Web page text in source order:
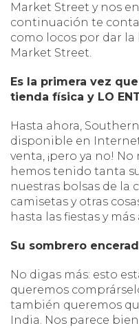
Market Street y nos
continuación te
como locos por dar la
Market Street.
Es la primera vez
tienda física y LO
Hasta ahora,
disponible en
venta, ¡pero ya no!
hemos tenido tanta
nuestras bolsas de la
camisetas y otras
hasta las fiestas y más
Su sombrero
No digas más: esto
queremos
también queremos
India. Nos parece